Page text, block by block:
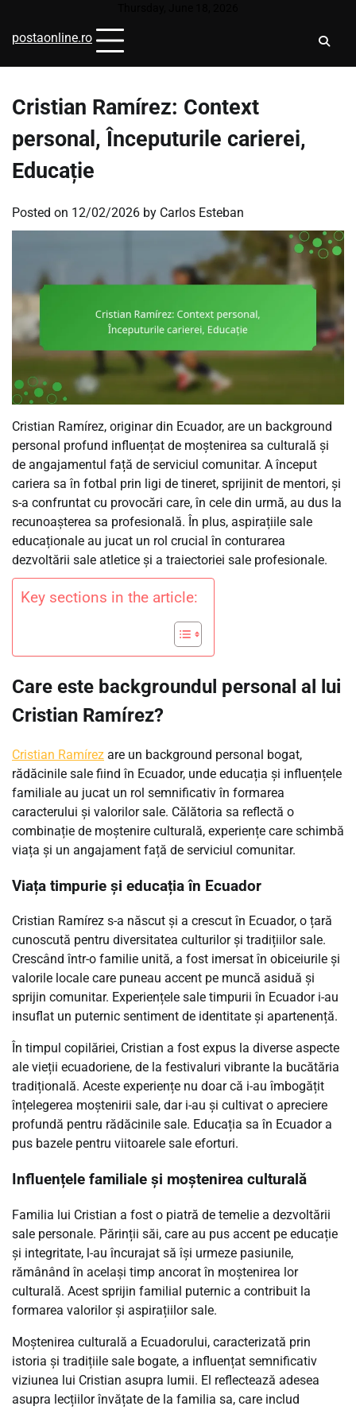
content
postaonline.ro
Cristian Ramírez: Context
personal, Începuturile carierei,
Educație
Posted on 12/02/2026 by Carlos Esteban
Cristian Ramírez, originar din Ecuador, are un background
personal profund influențat de moștenirea sa culturală și
de angajamentul față de serviciul comunitar. A început
cariera sa în fotbal prin ligi de tineret, sprijinit de mentori, și
s-a confruntat cu provocări care, în cele din urmă, au dus la
recunoașterea sa profesională. În plus, aspirațiile sale
educaționale au jucat un rol crucial în conturarea
dezvoltării sale atletice și a traiectoriei sale profesionale.
Key sections in the article:
Care este backgroundul personal al lui
Cristian Ramírez?
Cristian Ramírez are un background personal bogat,
rădăcinile sale fiind în Ecuador, unde educația și influențele
familiale au jucat un rol semnificativ în formarea
caracterului și valorilor sale. Călătoria sa reflectă o
combinație de moștenire culturală, experiențe care schimbă
viața și un angajament față de serviciul comunitar.
Viața timpurie și educația în Ecuador
Cristian Ramírez s-a născut și a crescut în Ecuador, o țară
cunoscută pentru diversitatea culturilor și tradițiilor sale.
Crescând într-o familie unită, a fost imersat în obiceiurile și
valorile locale care puneau accent pe muncă asiduă și
sprijin comunitar. Experiențele sale timpurii în Ecuador i-au
insuflat un puternic sentiment de identitate și apartenență.
În timpul copilăriei, Cristian a fost expus la diverse aspecte
ale vieții ecuadoriene, de la festivaluri vibrante la bucătăria
tradițională. Aceste experiențe nu doar că i-au îmbogățit
înțelegerea moștenirii sale, dar i-au și cultivat o apreciere
profundă pentru rădăcinile sale. Educația sa în Ecuador a
pus bazele pentru viitoarele sale eforturi.
Influențele familiale și moștenirea culturală
Familia lui Cristian a fost o piatră de temelie a dezvoltării
sale personale. Părinții săi, care au pus accent pe educație
și integritate, l-au încurajat să își urmeze pasiunile,
rămânând în același timp ancorat în moștenirea lor
culturală. Acest sprijin familial puternic a contribuit la
formarea valorilor și aspirațiilor sale.
Moștenirea culturală a Ecuadorului, caracterizată prin
istoria și tradițiile sale bogate, a influențat semnificativ
viziunea lui Cristian asupra lumii. El reflectează adesea
asupra lecțiilor învățate de la familia sa, care includ